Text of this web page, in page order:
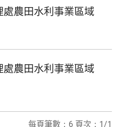
處農田水利事業區域
處農田水利事業區域
每頁筆數：6 頁次：1/1